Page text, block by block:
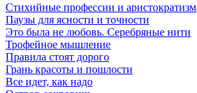
Стихийные профессии и аристократизм
Паузы для ясности и точности
Это была не любовь. Серебряные нити
Трофейное мышление
Правила стоят дорого
Грань красоты и пошлости
Все идет, как надо